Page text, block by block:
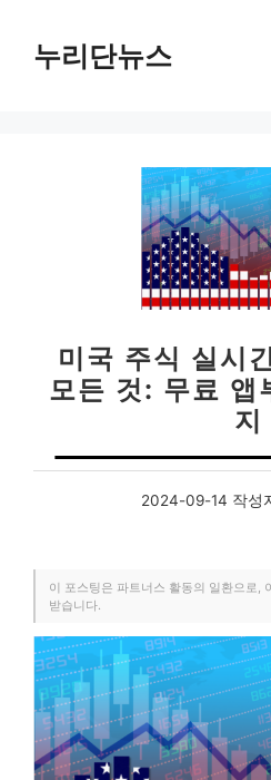
누리단뉴스
미국 주식 실시
모든 것: 무료 앱
지
2024-09-14 작성
이 포스팅은 파트너스 활동의 일환으로,
받습니다.